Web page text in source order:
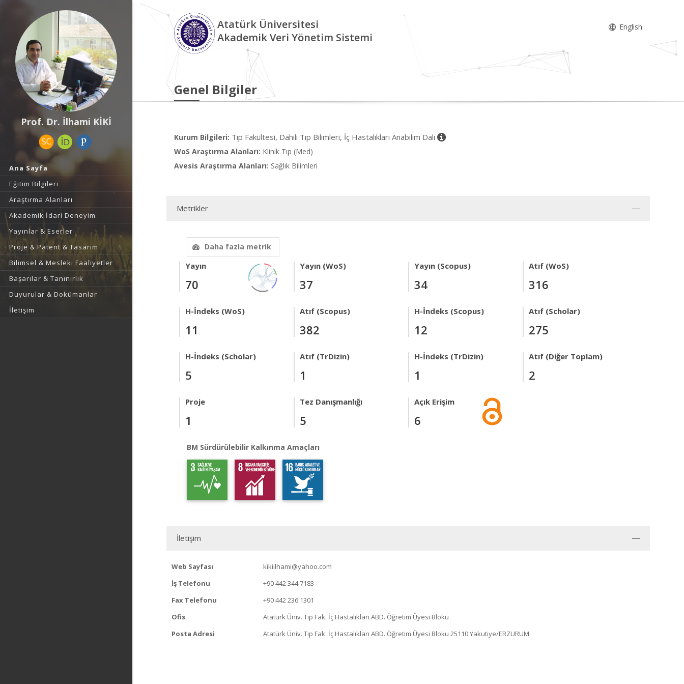
Prof. Dr. İlhami KİKİ
Ana Sayfa
Eğitim Bilgileri
Araştırma Alanları
Akademik İdari Deneyim
Yayınlar & Eserler
Proje & Patent & Tasarım
Bilimsel & Mesleki Faaliyetler
Başarılar & Tanınırlık
Duyurular & Dokümanlar
İletişim
Atatürk Üniversitesi
Akademik Veri Yönetim Sistemi
English
Genel Bilgiler
Kurum Bilgileri: Tıp Fakültesi, Dahili Tıp Bilimleri, İç Hastalıkları Anabilim Dalı
WoS Araştırma Alanları: Klinik Tıp (Med)
Avesis Araştırma Alanları: Sağlık Bilimleri
Metrikler
Daha fazla metrik
Yayın
70
Yayın (WoS)
37
Yayın (Scopus)
34
Atıf (WoS)
316
H-İndeks (WoS)
11
Atıf (Scopus)
382
H-İndeks (Scopus)
12
Atıf (Scholar)
275
H-İndeks (Scholar)
5
Atıf (TrDizin)
1
H-İndeks (TrDizin)
1
Atıf (Diğer Toplam)
2
Proje
1
Tez Danışmanlığı
5
Açık Erişim
6
BM Sürdürülebilir Kalkınma Amaçları
İletişim
Web Sayfası
kikiilhami@yahoo.com
İş Telefonu
+90 442 344 7183
Fax Telefonu
+90 442 236 1301
Ofis
Atatürk Üniv. Tıp Fak. İç Hastalıkları ABD. Öğretim Üyesi Bloku
Posta Adresi
Atatürk Üniv. Tıp Fak. İç Hastalıkları ABD. Öğretim Üyesi Bloku 25110 Yakutiye/ERZURUM